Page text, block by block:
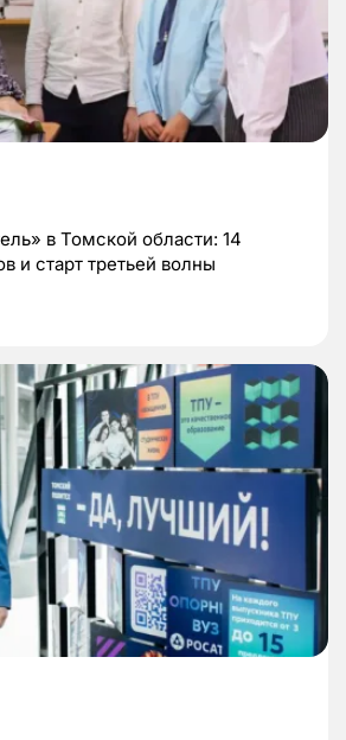
в Томской области: 14
и старт третьей волны